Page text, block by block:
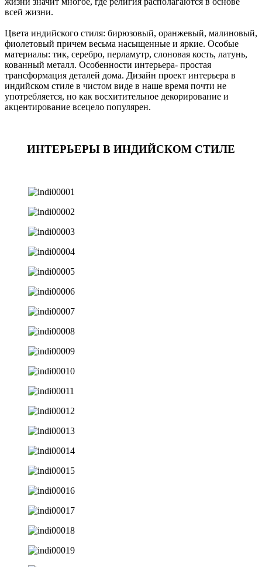
всей жизни.
Цвета индийского стиля: бирюзовый, оранжевый, малиновый,
фиолетовый причем весьма насыщенные и яркие. Особые
материалы: тик, серебро, перламутр, слоновая кость, латунь,
кованный металл. Особенности интерьера- простая
трансформация деталей дома. Дизайн проект интерьера в
индийском стиле в чистом виде в наше время почти не
употребляется, но как восхитительное декорирование и
акцентирование всецело популярен.
ИНТЕРЬЕРЫ В ИНДИЙСКОМ СТИЛЕ